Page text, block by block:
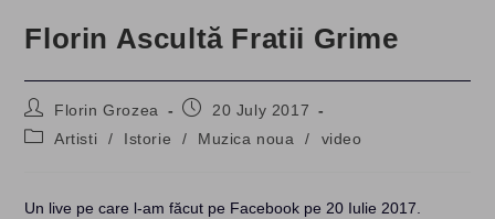
Florin Ascultă Fratii Grime
Post
author:
Florin Grozea
Post20 July 2017
PostArtisti / Istorie / Muzica noua / video
Un live pe care l-am făcut pe Facebook pe 20 Iulie 2017.